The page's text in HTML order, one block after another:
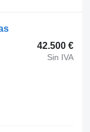
42.500 €
Sin IVA